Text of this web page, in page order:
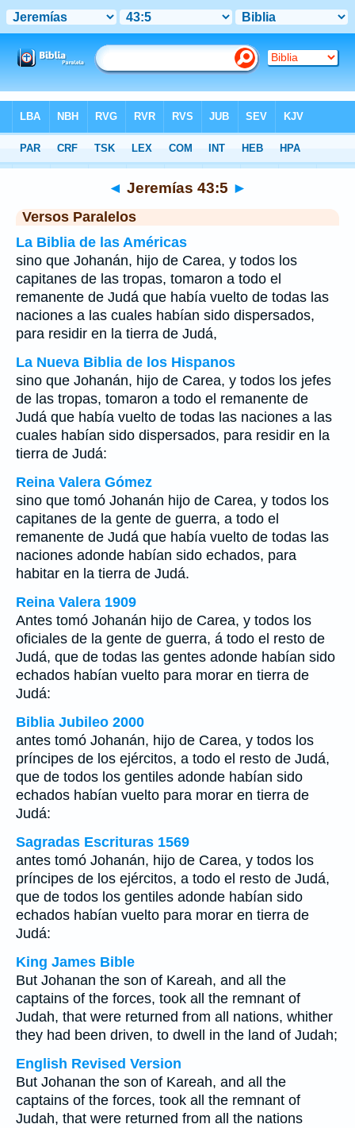
>Jeremías Capítulo 43 > Verso 5
◄ Jeremías 43:5 ►
Versos Paralelos
La Biblia de las Américas
sino que Johanán, hijo de Carea, y todos los
capitanes de las tropas, tomaron a todo el
remanente de Judá que había vuelto de todas las
naciones a las cuales habían sido dispersados,
para residir en la tierra de Judá,
La Nueva Biblia de los Hispanos
sino que Johanán, hijo de Carea, y todos los jefes
de las tropas, tomaron a todo el remanente de
Judá que había vuelto de todas las naciones a las
cuales habían sido dispersados, para residir en la
tierra de Judá:
Reina Valera Gómez
sino que tomó Johanán hijo de Carea, y todos los
capitanes de la gente de guerra, a todo el
remanente de Judá que había vuelto de todas las
naciones adonde habían sido echados, para
habitar en la tierra de Judá.
Reina Valera 1909
Antes tomó Johanán hijo de Carea, y todos los
oficiales de la gente de guerra, á todo el resto de
Judá, que de todas las gentes adonde habían sido
echados habían vuelto para morar en tierra de
Judá:
Biblia Jubileo 2000
antes tomó Johanán, hijo de Carea, y todos los
príncipes de los ejércitos, a todo el resto de Judá,
que de todos los gentiles adonde habían sido
echados habían vuelto para morar en tierra de
Judá:
Sagradas Escrituras 1569
antes tomó Johanán, hijo de Carea, y todos los
príncipes de los ejércitos, a todo el resto de Judá,
que de todos los gentiles adonde habían sido
echados habían vuelto para morar en tierra de
Judá:
King James Bible
But Johanan the son of Kareah, and all the
captains of the forces, took all the remnant of
Judah, that were returned from all nations, whither
they had been driven, to dwell in the land of Judah;
English Revised Version
But Johanan the son of Kareah, and all the
captains of the forces, took all the remnant of
Judah, that were returned from all the nations